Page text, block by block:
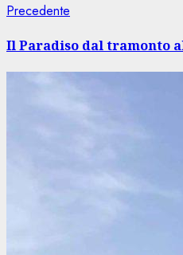
Navigazione
articolo
Precedente
Il Paradiso dal tramonto